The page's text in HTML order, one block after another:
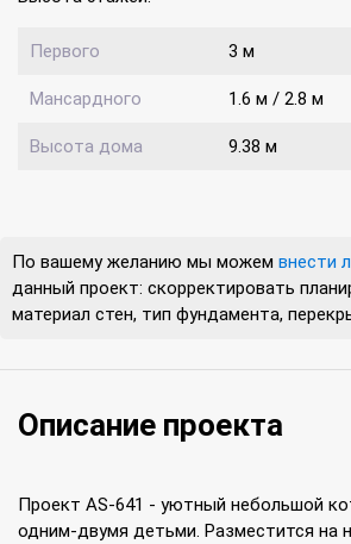
Первого 3 м
Мансардного 1.6 м / 2.8 м
Высота дома 9.38 м
По вашему желанию мы можем внести
данный проект: скорректировать
материал стен, тип фундамента,
Описание проекта
Проект AS-641 - уютный небольшой
одним-двумя детьми. Разместится на